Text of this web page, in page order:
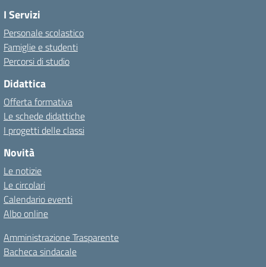
I Servizi
Personale scolastico
Famiglie e studenti
Percorsi di studio
Didattica
Offerta formativa
Le schede didattiche
I progetti delle classi
Novità
Le notizie
Le circolari
Calendario eventi
Albo online
Amministrazione Trasparente
Bacheca sindacale